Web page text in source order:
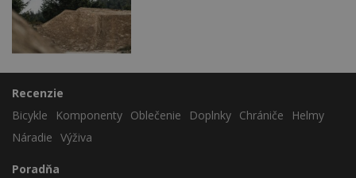
Recenzie
Bicykle
Komponenty Oblečenie Doplnky Chrániče
Helmy
Náradie Výživa
Poradňa